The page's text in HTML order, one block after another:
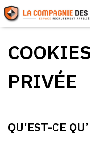
PRIVÉE
QU’EST-CE